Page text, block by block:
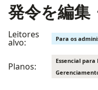
発令を編集
Leitores
alvo: Para os
Planos:
Essencial